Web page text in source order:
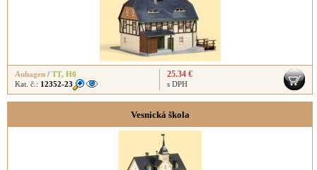
Auhagen / TT, H0
Kat. č.: 12352-23
25.34 €
s DPH
Vesnická škola